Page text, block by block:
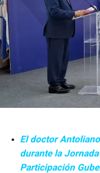
El doctor
durante la
Participación